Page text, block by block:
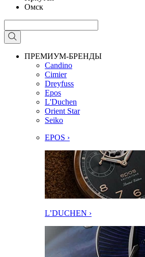
Омск
ПРЕМИУМ-БРЕНДЫ
Candino
Cimier
Dreyfuss
Epos
L'Duchen
Orient Star
Seiko
EPOS ›
L’DUCHEN ›